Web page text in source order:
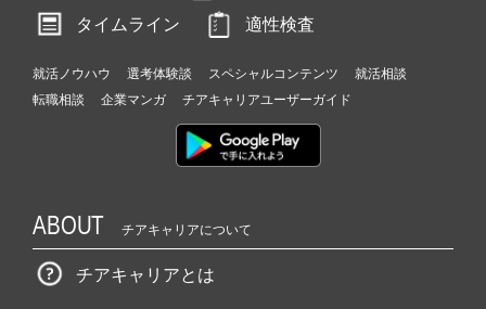
タイムライン
適性検査
就活ノウハウ 選考体験談 スペシャルコンテンツ
就活相談
転職相談
企業マンガ チアキャリアユーザーガイド
ABOUT チアキャリアについて
チアキャリアとは